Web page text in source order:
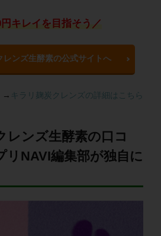
キレイを目指そう／
レンズ生酵素の公式サイトへ
→ キラリ麹炭クレンズの詳細はこちら
レンズ生酵素の口コ
リNAVI編集部が独自に